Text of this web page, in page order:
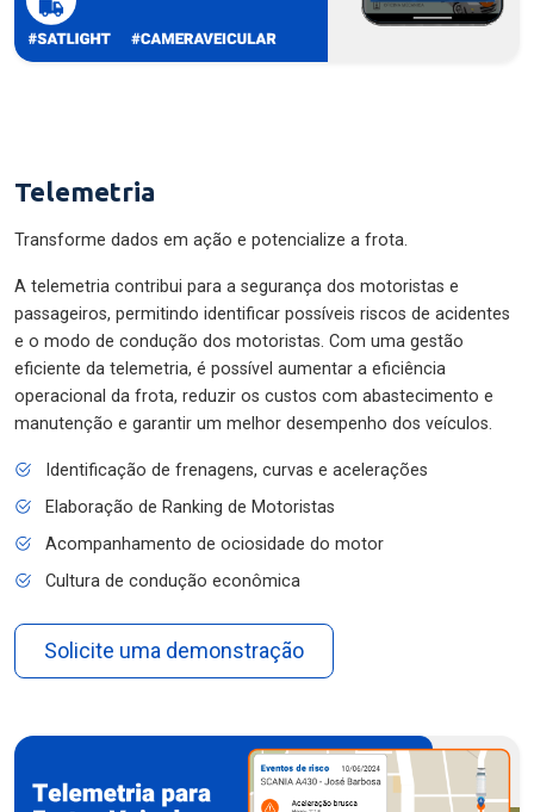
Telemetria
Transforme dados em ação e potencialize a frota.
A telemetria contribui para a segurança dos motoristas e
passageiros, permitindo identificar possíveis riscos de acidentes
e o modo de condução dos motoristas. Com uma gestão
eficiente da telemetria, é possível aumentar a eficiência
operacional da frota, reduzir os custos com abastecimento e
manutenção e garantir um melhor desempenho dos veículos.
Identificação de frenagens, curvas e acelerações
Elaboração de Ranking de Motoristas
Acompanhamento de ociosidade do motor
Cultura de condução econômica
Solicite uma demonstração